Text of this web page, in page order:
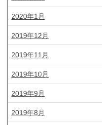
2020年1月
2019年12月
2019年11月
2019年10月
2019年9月
2019年8月